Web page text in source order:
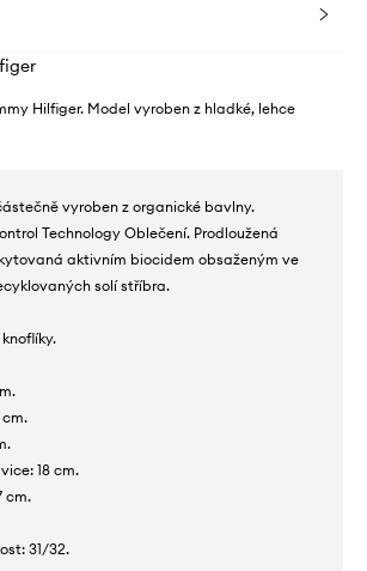
Hilfiger. Model vyroben z hladké, lehce
vyroben z organické bavlny.
Technology Oblečení. Prodloužená
aktivním biocidem obsaženým ve
solí stříbra.
cm.
18 cm.
cm.
31/32.